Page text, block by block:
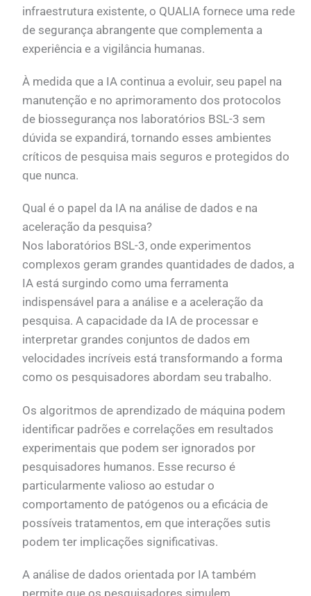
infraestrutura existente, o QUALIA fornece uma rede
de segurança abrangente que complementa a
experiência e a vigilância humanas.
À medida que a IA continua a evoluir, seu papel na
manutenção e no aprimoramento dos protocolos
de biossegurança nos laboratórios BSL-3 sem
dúvida se expandirá, tornando esses ambientes
críticos de pesquisa mais seguros e protegidos do
que nunca.
Qual é o papel da IA na análise de dados e na
aceleração da pesquisa?
Nos laboratórios BSL-3, onde experimentos
complexos geram grandes quantidades de dados, a
IA está surgindo como uma ferramenta
indispensável para a análise e a aceleração da
pesquisa. A capacidade da IA de processar e
interpretar grandes conjuntos de dados em
velocidades incríveis está transformando a forma
como os pesquisadores abordam seu trabalho.
Os algoritmos de aprendizado de máquina podem
identificar padrões e correlações em resultados
experimentais que podem ser ignorados por
pesquisadores humanos. Esse recurso é
particularmente valioso ao estudar o
comportamento de patógenos ou a eficácia de
possíveis tratamentos, em que interações sutis
podem ter implicações significativas.
A análise de dados orientada por IA também